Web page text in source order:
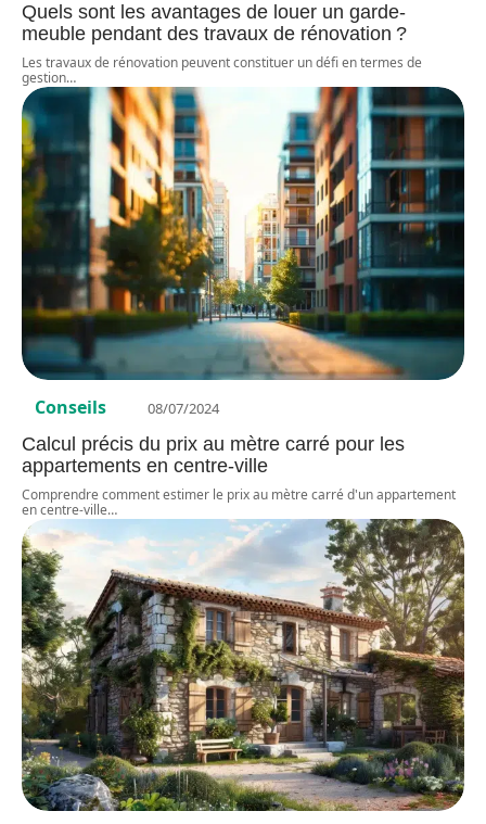
Quels sont les avantages de louer un garde-
meuble pendant des travaux de rénovation ?
Les travaux de rénovation peuvent constituer un défi en termes de
gestion…
Conseils 08/07/2024
Calcul précis du prix au mètre carré pour les
appartements en centre-ville
Comprendre comment estimer le prix au mètre carré d'un appartement
en centre-ville…